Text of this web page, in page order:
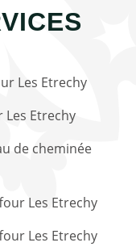
Les Etrechy
Les Etrechy
Les Etrechy
Les Etrechy